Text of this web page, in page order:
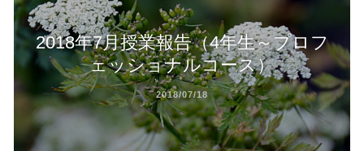
2018年7月授業報告（4年生～プロフ
ェッショナルコース）
2018/07/18